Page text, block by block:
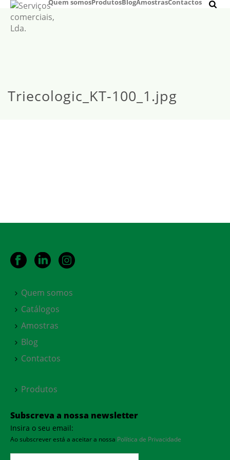
Quem somosProdutosBlogAmostrasContactos
Triecologic_KT-100_1.jpg
Quem somos
Catálogos
Amostras
Blog
Contactos
Produtos
Subscreva a nossa newsletter
Insira o seu email:
Ao subscrever está a aceitar a nossa Política de Privacidade